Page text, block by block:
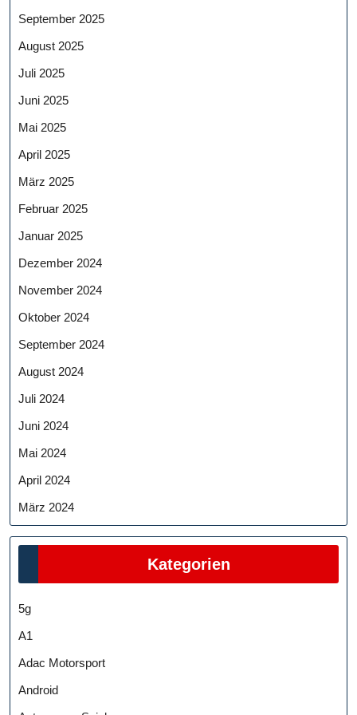
September 2025
August 2025
Juli 2025
Juni 2025
Mai 2025
April 2025
März 2025
Februar 2025
Januar 2025
Dezember 2024
November 2024
Oktober 2024
September 2024
August 2024
Juli 2024
Juni 2024
Mai 2024
April 2024
März 2024
Kategorien
5g
A1
Adac Motorsport
Android